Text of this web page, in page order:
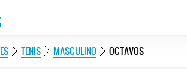
TENIS MASCULINO OCTAVOS